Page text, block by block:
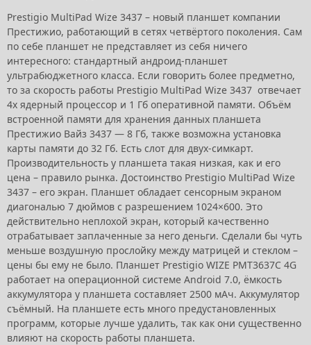
Prestigio MultiPad Wize 3437 – новый планшет компании
Престижио, работающий в сетях четвёртого поколения. Сам
по себе планшет не представляет из себя ничего
интересного: стандартный андроид-планшет
ультрабюджетного класса. Если говорить более предметно,
то за скорость работы Prestigio MultiPad Wize 3437 отвечает
4х ядерный процессор и 1 Гб оперативной памяти. Объём
встроенной памяти для хранения данных планшета
Престижио Вайз 3437 — 8 Гб, также возможна установка
карты памяти до 32 Гб. Есть слот для двух-симкарт.
Производительность у планшета такая низкая, как и его
цена – правило рынка. Достоинство Prestigio MultiPad Wize
3437 – его экран. Планшет обладает сенсорным экраном
диагональю 7 дюймов с разрешением 1024×600. Это
действительно неплохой экран, который качественно
отрабатывает заплаченные за него деньги. Сделали бы чуть
меньше воздушную прослойку между матрицей и стеклом –
цены бы ему не было. Планшет Prestigio WIZE PMT3637C 4G
работает на операционной системе Android 7.0, ёмкость
аккумулятора у планшета составляет 2500 мАч. Аккумулятор
съёмный. На планшете есть много предустановленных
программ, которые лучше удалить, так как они существенно
влияют на скорость работы планшета.